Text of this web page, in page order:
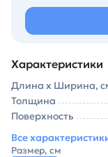
Характеристики
Длина х Ширина,
Толщина
Поверхность
Все
Размер, см